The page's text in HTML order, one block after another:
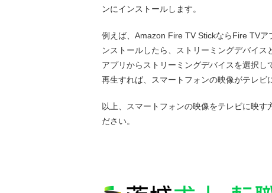
ンにインストールします。
例えば、Amazon Fire TV StickならFire TV
ンストールしたら、ストリーミングデバイス
アプリからストリーミングデバイスを選択
再生すれば、スマートフォンの映像がテレビ
以上、スマートフォンの映像をテレビに映
ださい。